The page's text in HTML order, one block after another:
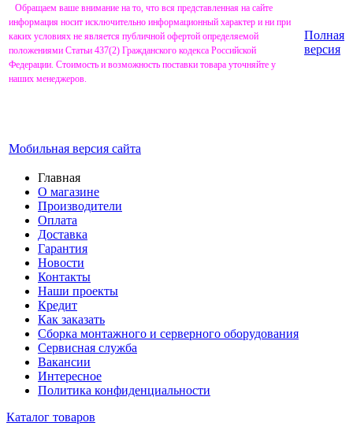
Обращаем ваше внимание на то, что вся представленная на сайте
информация носит исключительно информационный характер и ни при
каких условиях не является публичной офертой определяемой
положениями Статьи 437(2) Гражданского кодекса Российской
Федерации. Стоимость и возможность поставки товара уточняйте у
наших менеджеров.
Мобильная версия сайта
Полная
версия
Главная
О магазине
Производители
Оплата
Доставка
Гарантия
Новости
Контакты
Наши проекты
Кредит
Как заказать
Сборка монтажного и серверного оборудования
Сервисная служба
Вакансии
Интересное
Политика конфиденциальности
Каталог товаров